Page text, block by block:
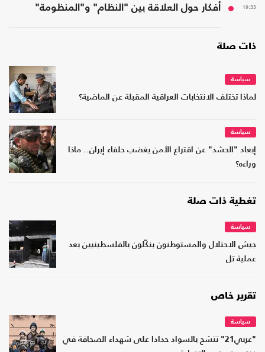
19:33 أفكار حول العلاقة بين "النظام" و"المنظومة"
ذات صلة
سياسة
لماذا تختلف الانتخابات العراقية المقبلة عن الماضية؟
سياسة
إبعاد "الحشد" عن اقتراع الأمن يغضب حلفاء إيران.. ماذا
وراءه؟
تغطية ذات صلة
سياسة
جيش الاحتلال والمستوطنون ينكّلون بالفلسطينيين بعد
عملية تل
تقرير خاص
سياسة
"عربي21" تتشح بالسواد حدادا على شهداء الصحافة في